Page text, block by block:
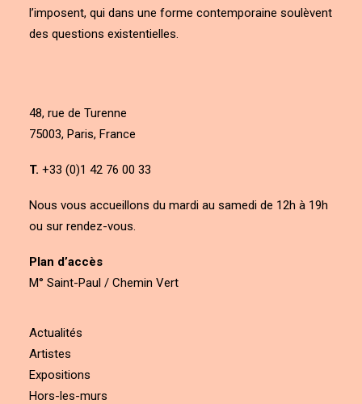
l’imposent, qui dans une forme contemporaine soulèvent
des questions existentielles.
48, rue de Turenne
75003, Paris, France
T. +33 (0)1 42 76 00 33
Nous vous accueillons du mardi au samedi de 12h à 19h
ou sur rendez-vous.
Plan d’accès
M° Saint-Paul / Chemin Vert
Actualités
Artistes
Expositions
Hors-les-murs